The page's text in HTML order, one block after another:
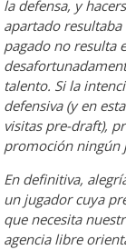
la defensa, y
apartado
pagado no resulta
talento. Si la
defensiva (y en
visitas pre-draft),
promoción ningún
En definitiva,
un jugador cuya
que necesita
agencia libre